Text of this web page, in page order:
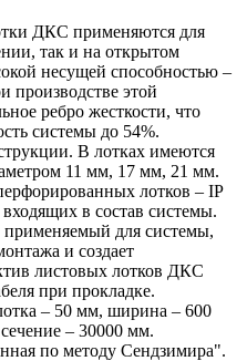
ДКС применяются для
так и на открытом
несущей способностью –
производстве этой
ребро жесткости, что
системы до 54%.
В лотках имеются
11 мм, 17 мм, 21 мм.
лотков – IP
в состав системы.
для системы,
и создает
листовых лотков ДКС
при прокладке.
– 50 мм, ширина – 600
– 30000 мм.
по методу Сендзимира".